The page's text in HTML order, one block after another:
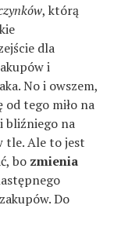
, którą
dla
i
No i owszem,
od tego miło na
bliźniego na
tle. Ale to jest
bo zmienia
Do